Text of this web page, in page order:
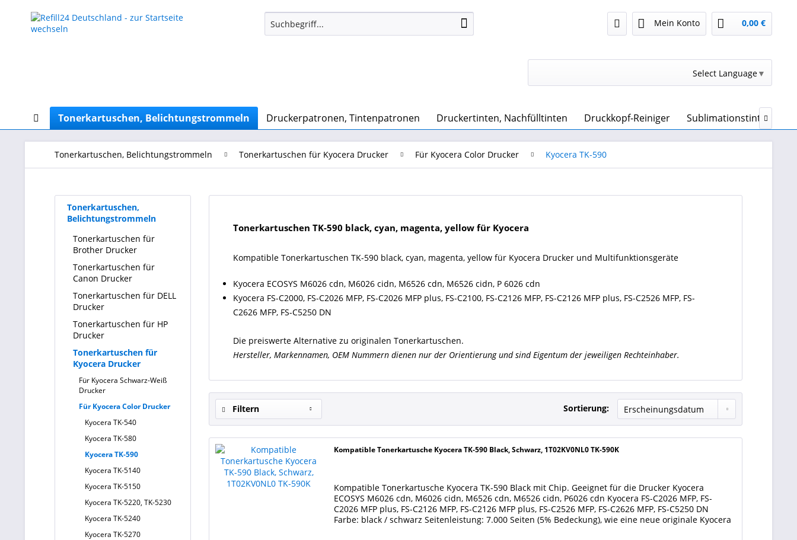
Mein Konto 0,00 €
Select Language▼
Tonerkartuschen, Belichtungstrommeln Druckerpatronen, Tintenpatronen Druckertinten, Nachfülltinten Druckkopf-Reiniger Sublimationstinte &

Tonerkartuschen, Belichtungstrommeln Tonerkartuschen für Kyocera Drucker Für Kyocera Color Drucker Kyocera TK-590
Tonerkartuschen,
Belichtungstrommeln
Tonerkartuschen für
Brother Drucker
Tonerkartuschen für
Canon Drucker
Tonerkartuschen für DELL
Drucker
Tonerkartuschen für HP
Drucker
Tonerkartuschen für
Kyocera Drucker
Für Kyocera Schwarz-Weiß
Drucker
Für Kyocera Color Drucker
Kyocera TK-540
Kyocera TK-580
Kyocera TK-590
Kyocera TK-5140
Kyocera TK-5150
Kyocera TK-5220, TK-5230
Kyocera TK-5240
Kyocera TK-5270
Tonerkartuschen TK-590 black, cyan, magenta, yellow für Kyocera
Kompatible Tonerkartuschen TK-590 black, cyan, magenta, yellow für Kyocera Drucker und Multifunktionsgeräte
Kyocera ECOSYS M6026 cdn, M6026 cidn, M6526 cdn, M6526 cidn, P 6026 cdn
Kyocera FS-C2000, FS-C2026 MFP, FS-C2026 MFP plus, FS-C2100, FS-C2126 MFP, FS-C2126 MFP plus, FS-C2526 MFP, FS-
C2626 MFP, FS-C5250 DN
Die preiswerte Alternative zu originalen Tonerkartuschen.
Hersteller, Markennamen, OEM Nummern dienen nur der Orientierung und sind Eigentum der jeweiligen Rechteinhaber.
Filtern Sortierung:
Kompatible Tonerkartusche Kyocera TK-590 Black, Schwarz, 1T02KV0NL0 TK-590K
Kompatible Tonerkartusche Kyocera TK-590 Black mit Chip. Geeignet für die Drucker Kyocera
ECOSYS M6026 cdn, M6026 cidn, M6526 cdn, M6526 cidn, P6026 cdn Kyocera FS-C2026 MFP, FS-
C2026 MFP plus, FS-C2126 MFP, FS-C2126 MFP plus, FS-C2526 MFP, FS-C2626 MFP, FS-C5250 DN
Farbe: black / schwarz Seitenleistung: 7.000 Seiten (5% Bedeckung), wie eine neue originale Kyocera